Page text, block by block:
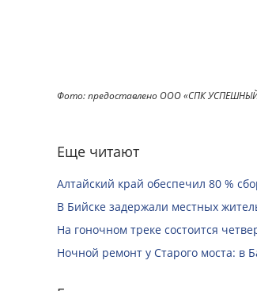
Фото: предоставлено ООО «СПК
Еще читают
Алтайский край обеспечил 80 %
В Бийске задержали местных
На гоночном треке состоится
Ночной ремонт у Старого моста: в